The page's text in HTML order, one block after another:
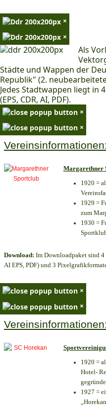
×
×
Als
Städte und Wappen der
Republik" (2.
Jedes Stadtwappen liegt
(EPS, CDR, AI, PDF).
×
×
Vereinsinformationen:
Margarethner
1920 =
1929 =
zum
1930 =
Download: Im Downloadpaket sind
AI EPS, PDF) und 3
×
×
Vereinsinformationen:
1920 =
Hotel-
1927 =